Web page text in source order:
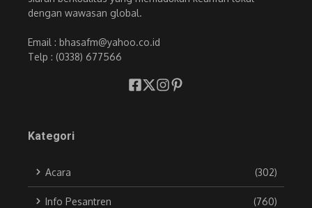
dengan wawasan global.
Email : bhasafm@yahoo.co.id
Telp : (0338) 677566
Kategori
Acara (302)
Info Pesantren (760)